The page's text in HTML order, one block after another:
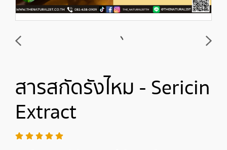
สารสกัดรังไหม - Sericin
Extract